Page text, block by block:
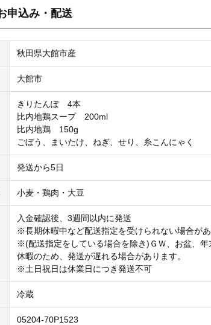
申込み・配送
秋田県大館市産
大館市
きりたんぽ 4本
比内地鶏スープ 200ml
比内地鶏 150g
ごぼう、まいたけ、ねぎ、せり、糸こんにゃく
発送から5日
小麦・鶏肉・大豆
入金確認後、3週間以内に発送
※長期休暇中など配送指定を受けられない場合があ
※(配送指定をしている場合を除き)ＧＷ、お盆、年
休暇のため、発送が遅れる場合があります。
※土日祝日は休業日につき発送不可
冷蔵
05204-70P1523